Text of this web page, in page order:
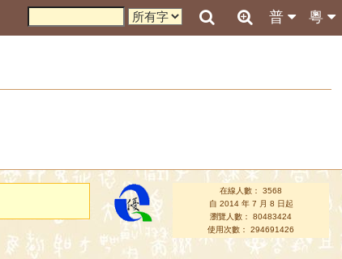
粵
普
在線人數： 3568
自 2014 年 7 月 8 日起
瀏覽人數： 80483424
使用次數： 294691426